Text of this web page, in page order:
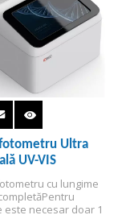
Ultra
UV-VIS
cu lungime
Pentru
este necesar doar 1